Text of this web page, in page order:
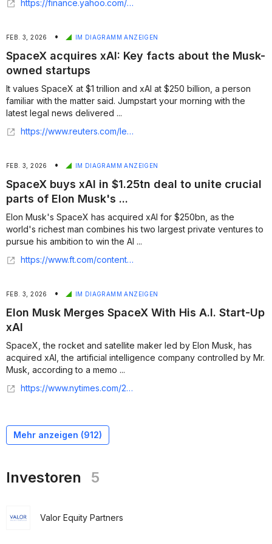
https://finance.yahoo.com/news/musks-spacex-merge-xai-combined-212210116.html
FEB. 3, 2026 • IM DIAGRAMM ANZEIGEN
SpaceX acquires xAI: Key facts about the Musk-
owned startups
It values SpaceX at $1 trillion and xAI at $250 billion, a person
familiar with the matter said. Jumpstart your morning with the
latest legal news delivered ...
https://www.reuters.com/legal/transactional/spacex-acquires-xai-key-facts-about-musk-owned-startups-2026-02-03/
FEB. 3, 2026 • IM DIAGRAMM ANZEIGEN
SpaceX buys xAI in $1.25tn deal to unite crucial
parts of Elon Musk's ...
Elon Musk's SpaceX has acquired xAI for $250bn, as the
world's richest man combines his two largest private ventures to
pursue his ambition to win the AI ...
https://www.ft.com/content/8ee76f65-74d9-4679-a2b0-cd8fc3721a8d
FEB. 3, 2026 • IM DIAGRAMM ANZEIGEN
Elon Musk Merges SpaceX With His A.I. Start-Up
xAI
SpaceX, the rocket and satellite maker led by Elon Musk, has
acquired xAI, the artificial intelligence company controlled by Mr.
Musk, according to a memo ...
https://www.nytimes.com/2026/02/02/business/spacex-xai-deal.html
Mehr anzeigen (912)
Investoren 5
Valor Equity Partners